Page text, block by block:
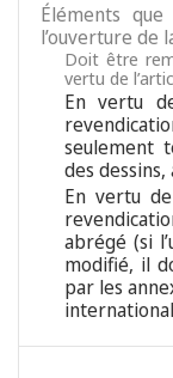
Éléments
l’ouverture de
Doit être
vertu de
En vertu
seulement
des
En vertu
abrégé (si
modifié, il
par les